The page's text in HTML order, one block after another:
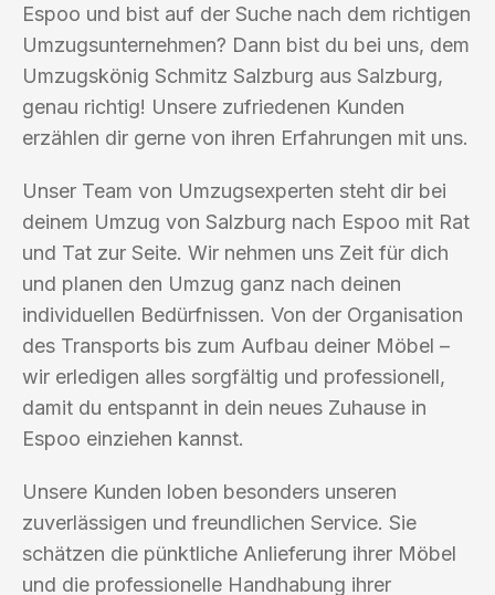
Espoo und bist auf der Suche nach dem richtigen
Umzugsunternehmen? Dann bist du bei uns, dem
Umzugskönig Schmitz Salzburg aus Salzburg,
genau richtig! Unsere zufriedenen Kunden
erzählen dir gerne von ihren Erfahrungen mit uns.
Unser Team von Umzugsexperten steht dir bei
deinem Umzug von Salzburg nach Espoo mit Rat
und Tat zur Seite. Wir nehmen uns Zeit für dich
und planen den Umzug ganz nach deinen
individuellen Bedürfnissen. Von der Organisation
des Transports bis zum Aufbau deiner Möbel –
wir erledigen alles sorgfältig und professionell,
damit du entspannt in dein neues Zuhause in
Espoo einziehen kannst.
Unsere Kunden loben besonders unseren
zuverlässigen und freundlichen Service. Sie
schätzen die pünktliche Anlieferung ihrer Möbel
und die professionelle Handhabung ihrer